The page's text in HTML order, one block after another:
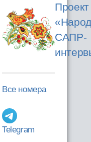
Проект
САПР-
Все номера
Telegram